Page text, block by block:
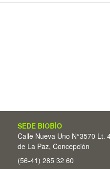
SEDE BIOBÍO
Calle Nueva Uno N°3570 Lt.
de La Paz, Concepción
(56-41) 285 32 60